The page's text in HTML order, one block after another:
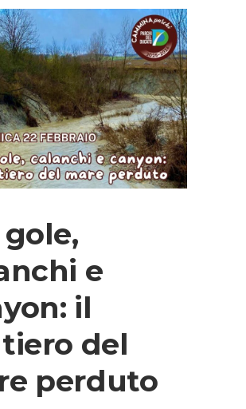
e
il
del
perduto